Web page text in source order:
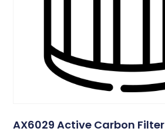
AX6029 Active Carbon Filter